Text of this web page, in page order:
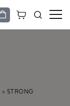
> STRONG